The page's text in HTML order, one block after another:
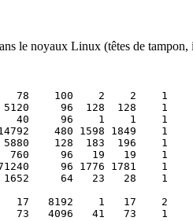
le noyaux Linux (têtes de
78    100    2    2    1
5120     96  128  128    1
40     96    1    1    1
480 1598 1849    1
128  183  196    1
96   19   19    1
96 1776 1781    1
1652     64   23   28    1
17   8192    1   17    2
73   4096   41   73    1